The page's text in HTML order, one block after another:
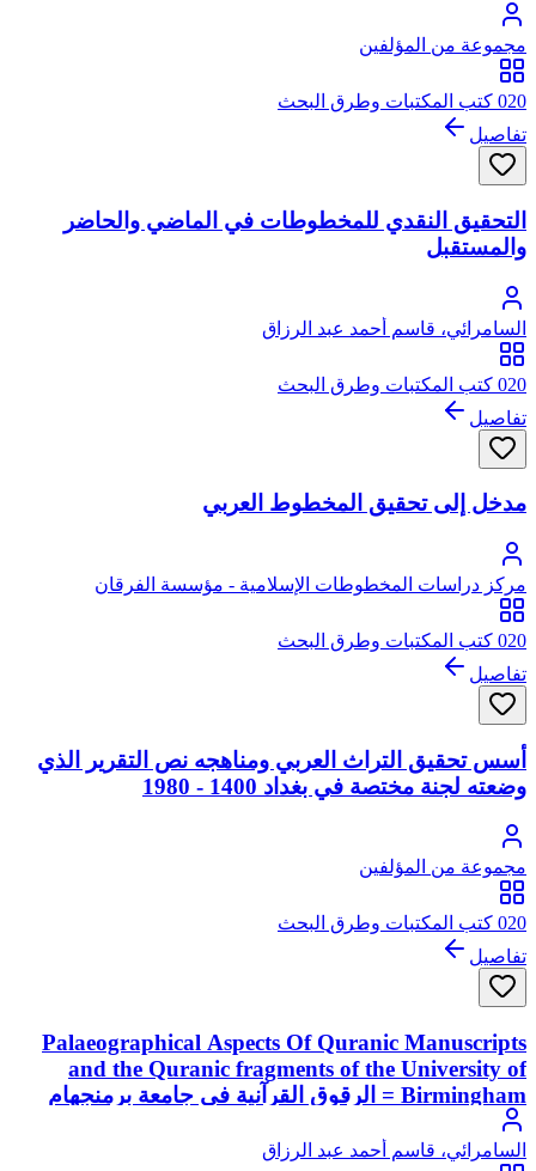
مجموعة من المؤلفين
020 كتب المكتبات وطرق البحث
تفاصيل
التحقيق النقدي للمخطوطات في الماضي والحاضر
والمستقبل
السامرائي، قاسم أحمد عبد الرزاق
020 كتب المكتبات وطرق البحث
تفاصيل
مدخل إلى تحقيق المخطوط العربي
مركز دراسات المخطوطات الإسلامية - مؤسسة الفرقان
020 كتب المكتبات وطرق البحث
تفاصيل
أسس تحقيق التراث العربي ومناهجه نص التقرير الذي
وضعته لجنة مختصة في بغداد 1400 - 1980
مجموعة من المؤلفين
020 كتب المكتبات وطرق البحث
تفاصيل
Palaeographical Aspects Of Quranic Manuscripts
and the Quranic fragments of the University of
Birmingham = الرقوق القرآنية في جامعة برمنجهام
وعلم تطور الخط العربي
السامرائي، قاسم أحمد عبد الرزاق